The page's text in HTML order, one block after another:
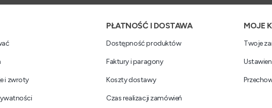
stopce
i zwroty
PŁATNOŚĆ I DOSTAWA
Dostępność produktów
Faktury i paragony
Koszty dostawy
Czas realizacji zamówień
MOJE
Twoje